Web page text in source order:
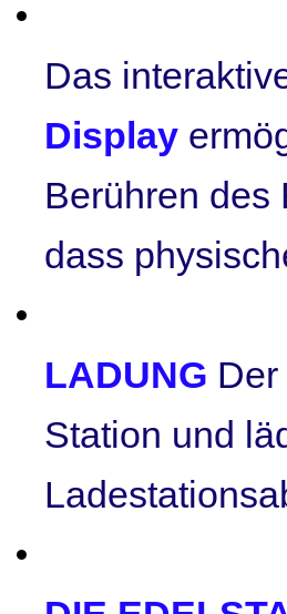
Das
Display
Berühren des
dass
LADUNG
Station und